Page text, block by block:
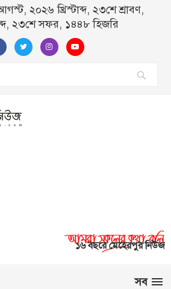
২০২৬ খ্রিস্টাব্দ, ২৩শে শ্রাবণ,
২৩শে সফর, ১৪৪৮ হিজরি
১৬ বছরে মেহেরপুর নিউজ
সব